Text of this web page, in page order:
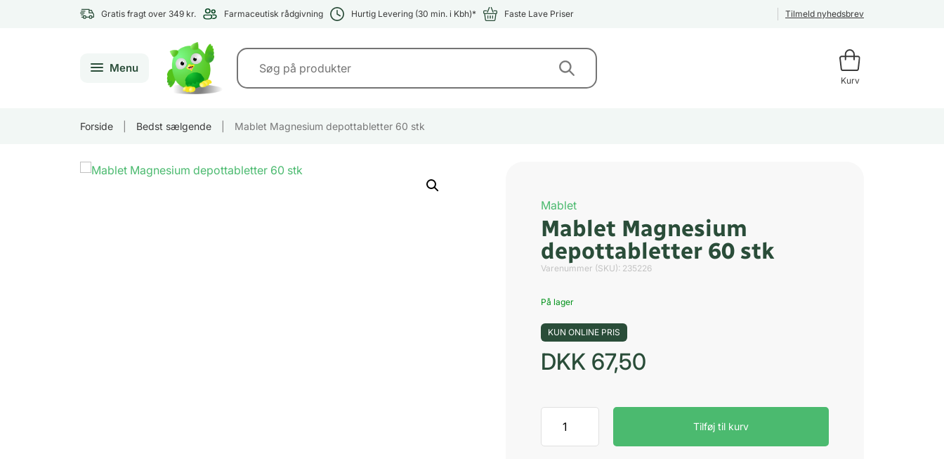
Gratis fragt over 349 kr. Farmaceutisk rådgivning Hurtig Levering (30 min. i Kbh)* Faste Lave Priser Tilmeld nyhedsbrev
Menu
Kurv
Forside Bedst sælgende Mablet Magnesium depottabletter 60 stk
Mablet
Mablet Magnesium
depottabletter 60 stk
Varenummer (SKU): 235226
På lager
KUN ONLINE PRIS
DKK 67,50
Magnesium
depottabletter
Tilføj til kurv